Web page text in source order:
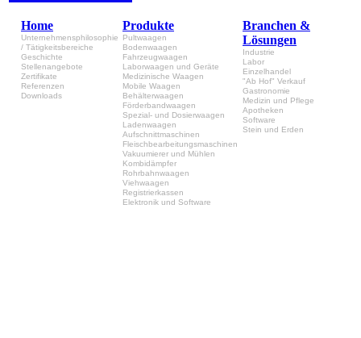
Home
Unternehmensphilosophie
/ Tätigkeitsbereiche
Geschichte
Stellenangebote
Zertifikate
Referenzen
Downloads
Produkte
Pultwaagen
Bodenwaagen
Fahrzeugwaagen
Laborwaagen und Geräte
Medizinische Waagen
Mobile Waagen
Behälterwaagen
Förderbandwaagen
Spezial- und Dosierwaagen
Ladenwaagen
Aufschnittmaschinen
Fleischbearbeitungsmaschinen
Vakuumierer und Mühlen
Kombidämpfer
Rohrbahnwaagen
Viehwaagen
Registrierkassen
Elektronik und Software
Branchen &
Lösungen
Industrie
Labor
Einzelhandel
"Ab Hof" Verkauf
Gastronomie
Medizin und Pflege
Apotheken
Software
Stein und Erden